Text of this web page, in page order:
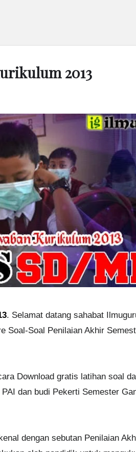
2013
. Selamat datang sahabat
Soal-Soal Penilaian Akhir
Download gratis latihan soal
dan budi Pekerti Semester
dengan sebutan Penilaian